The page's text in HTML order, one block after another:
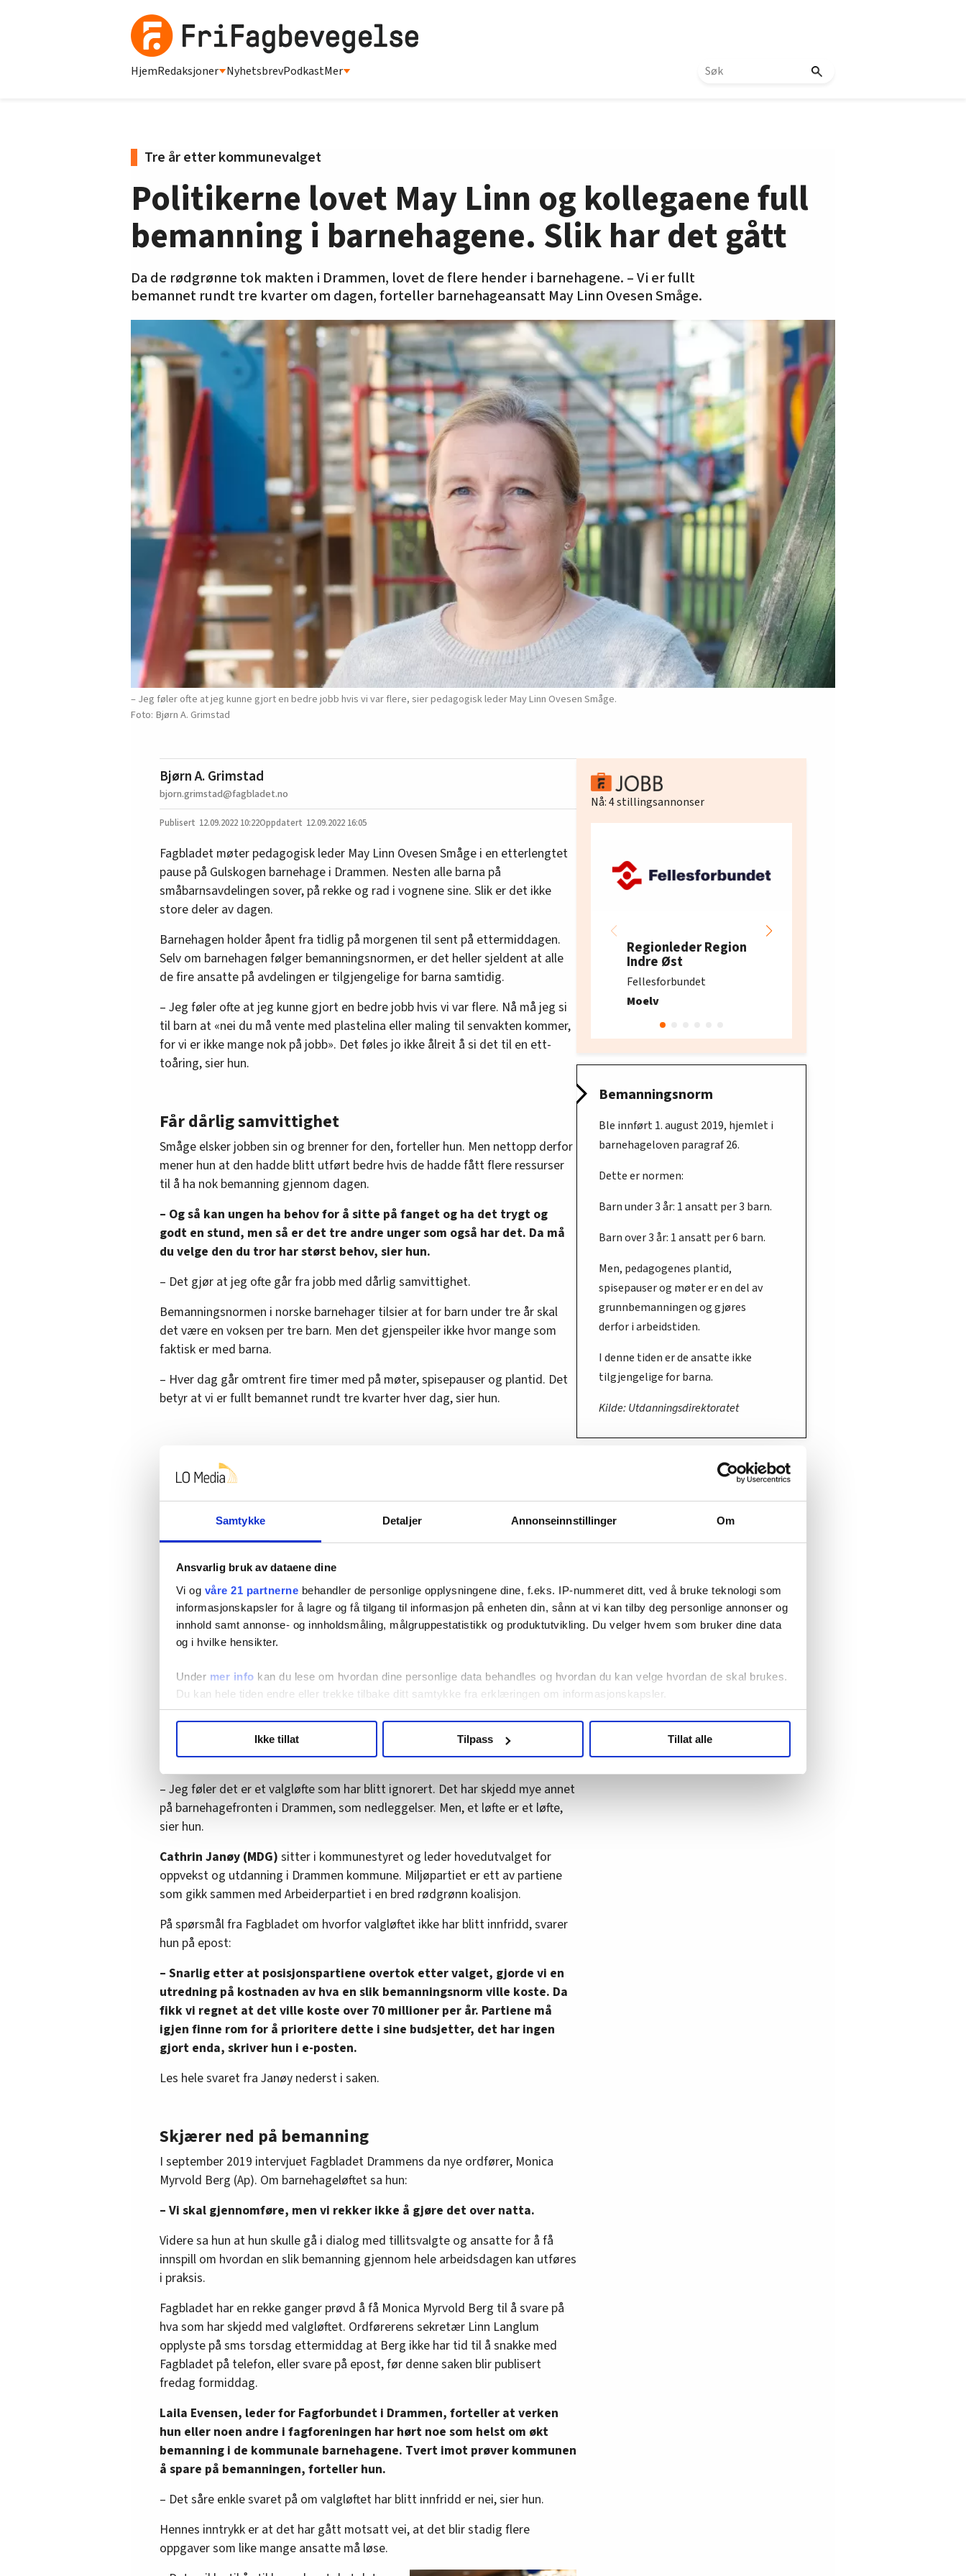
Samtykke Detaljer Annonseinnstillinger Om
Ansvarlig bruk av dataene dine
Vi og våre 21 partnerne behandler de personlige opplysningene dine, f.eks. IP-nummeret ditt, ved å bruke teknologi som
informasjonskapsler for å lagre og få tilgang til informasjon på enheten din, sånn at vi kan tilby deg personlige annonser og
innhold samt annonse- og innholdsmåling, målgruppestatistikk og produktutvikling. Du velger hvem som bruker dine data
og i hvilke hensikter.
Under mer info kan du lese om hvordan dine personlige data behandles og hvordan du kan velge hvordan de skal brukes.
Du kan hele tiden endre eller trekke tilbake ditt samtykke fra erklæringen om informasjonskapsler.
hvordan våre nettsider blir brukt slik at vi tilby relevant innhold, tilpassede annonser og utarbeide statistikk.
Ikke tillat Tilpass Tillat alle
HjemRedaksjoner NyhetsbrevPodkastMer
Tre år etter kommunevalget
Politikerne lovet May Linn og kollegaene full
bemanning i barnehagene. Slik har det gått
Da de rødgrønne tok makten i Drammen, lovet de flere hender i barnehagene. – Vi er fullt
bemannet rundt tre kvarter om dagen, forteller barnehageansatt May Linn Ovesen Småge.
– Jeg føler ofte at jeg kunne gjort en bedre jobb hvis vi var flere, sier pedagogisk leder May Linn Ovesen Småge.
Bjørn A. Grimstad
Bjørn A. Grimstad
bjorn.grimstad@fagbladet.no
12.09.2022 10:22 12.09.2022 16:05
Fagbladet møter pedagogisk leder May Linn Ovesen Småge i en etterlengtet
pause på Gulskogen barnehage i Drammen. Nesten alle barna på
småbarnsavdelingen sover, på rekke og rad i vognene sine. Slik er det ikke
store deler av dagen.
Barnehagen holder åpent fra tidlig på morgenen til sent på ettermiddagen.
Selv om barnehagen følger bemanningsnormen, er det heller sjeldent at alle
de fire ansatte på avdelingen er tilgjengelige for barna samtidig.
– Jeg føler ofte at jeg kunne gjort en bedre jobb hvis vi var flere. Nå må jeg si
til barn at «nei du må vente med plastelina eller maling til senvakten kommer,
for vi er ikke mange nok på jobb». Det føles jo ikke ålreit å si det til en ett-
toåring, sier hun.
Får dårlig samvittighet
Småge elsker jobben sin og brenner for den, forteller hun. Men nettopp derfor
mener hun at den hadde blitt utført bedre hvis de hadde fått flere ressurser
til å ha nok bemanning gjennom dagen.
– Og så kan ungen ha behov for å sitte på fanget og ha det trygt og
godt en stund, men så er det tre andre unger som også har det. Da må
du velge den du tror har størst behov, sier hun.
– Det gjør at jeg ofte går fra jobb med dårlig samvittighet.
Bemanningsnormen i norske barnehager tilsier at for barn under tre år skal
det være en voksen per tre barn. Men det gjenspeiler ikke hvor mange som
faktisk er med barna.
– Hver dag går omtrent fire timer med på møter, spisepauser og plantid. Det
betyr at vi er fullt bemannet rundt tre kvarter hver dag, sier hun.
– Et løfte er et løfte
Det er i dag tre år siden kommunevalget i 2019. Det ble beskrevet som et
rødgrønt valgskred. I så godt som alle de største byene tok rødgrønne
partier i ulike samarbeid over makten, i Drammen etter 16 år med borgerlig
styre.
Ap fikk ordføreren i Drammen etter å ha inngått et samarbeid med Sp, MDG,
SV og Venstre. De ble enige om en politisk plattform full av løfter som skulle
være retningsgivende for de økonomiske prioriteringene de neste årene. Ett
av disse at alle de kommunale barnehagene i Drammen skulle ha full
bemanning i hele åpningstiden.
Også under pauser, plantid og møter.
kunne tro det var sant. Tre år etter tyder mye på at valgløftet var et luftslott.
Tre år senere har May Linn ikke sett noe som helst av den ekstra
bemanningen.
– Jeg føler det er et valgløfte som har blitt ignorert. Det har skjedd mye annet
på barnehagefronten i Drammen, som nedleggelser. Men, et løfte er et løfte,
sier hun.
Cathrin Janøy (MDG) sitter i kommunestyret og leder hovedutvalget for
oppvekst og utdanning i Drammen kommune. Miljøpartiet er ett av partiene
som gikk sammen med Arbeiderpartiet i en bred rødgrønn koalisjon.
På spørsmål fra Fagbladet om hvorfor valgløftet ikke har blitt innfridd, svarer
hun på epost:
– Snarlig etter at posisjonspartiene overtok etter valget, gjorde vi en
utredning på kostnaden av hva en slik bemanningsnorm ville koste. Da
fikk vi regnet at det ville koste over 70 millioner per år. Partiene må
igjen finne rom for å prioritere dette i sine budsjetter, det har ingen
gjort enda, skriver hun i e-posten.
Les hele svaret fra Janøy nederst i saken.
Skjærer ned på bemanning
I september 2019 intervjuet Fagbladet Drammens da nye ordfører, Monica
Myrvold Berg (Ap). Om barnehageløftet sa hun:
– Vi skal gjennomføre, men vi rekker ikke å gjøre det over natta.
Videre sa hun at hun skulle gå i dialog med tillitsvalgte og ansatte for å få
innspill om hvordan en slik bemanning gjennom hele arbeidsdagen kan utføres
i praksis.
Fagbladet har en rekke ganger prøvd å få Monica Myrvold Berg til å svare på
hva som har skjedd med valgløftet. Ordførerens sekretær Linn Langlum
opplyste på sms torsdag ettermiddag at Berg ikke har tid til å snakke med
Fagbladet på telefon, eller svare på epost, før denne saken blir publisert
fredag formiddag.
Laila Evensen, leder for Fagforbundet i Drammen, forteller at verken
hun eller noen andre i fagforeningen har hørt noe som helst om økt
bemanning i de kommunale barnehagene. Tvert imot prøver kommunen
å spare på bemanningen, forteller hun.
– Det såre enkle svaret på om valgløftet har blitt innfridd er nei, sier hun.
Hennes inntrykk er at det har gått motsatt vei, at det blir stadig flere
oppgaver som like mange ansatte må løse.
Nå:4stillingsannonser
Regionleder Region
Indre Øst
Fellesforbundet
Moelv
Bemanningsnorm
Ble innført 1. august 2019, hjemlet i
barnehageloven paragraf 26.
Dette er normen:
Barn under 3 år: 1 ansatt per 3 barn.
Barn over 3 år: 1 ansatt per 6 barn.
Men, pedagogenes plantid,
spisepauser og møter er en del av
grunnbemanningen og gjøres
derfor i arbeidstiden.
I denne tiden er de ansatte ikke
tilgjengelige for barna.
Kilde: Utdanningsdirektoratet